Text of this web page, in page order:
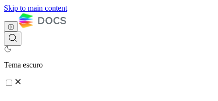
Skip to main content
Tema escuro